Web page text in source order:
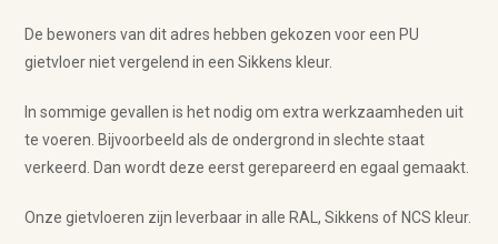
De bewoners van dit adres hebben gekozen voor een PU
gietvloer niet vergelend in een Sikkens kleur.
In sommige gevallen is het nodig om extra werkzaamheden uit
te voeren. Bijvoorbeeld als de ondergrond in slechte staat
verkeerd. Dan wordt deze eerst gerepareerd en egaal gemaakt.
Onze gietvloeren zijn leverbaar in alle RAL, Sikkens of NCS kleur.